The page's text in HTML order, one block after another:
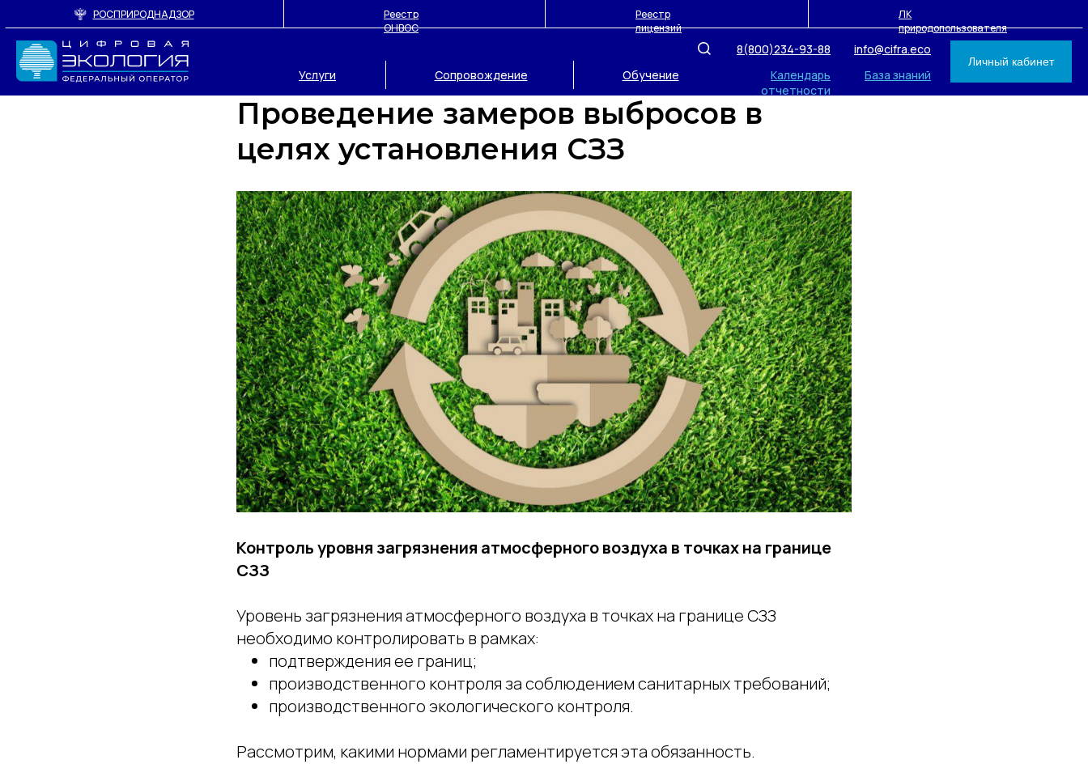
РОСПРИРОДНАДЗОР
Реестр
ОНВОС
Реестр
лицензий
ЛК
природопользователя
info@cifra.eco
Услуги
Сопровождение Обучение База знаний
Личный кабинет
Календарь
отчетности
8(800)234-93-88
Проведение замеров выбросов в
целях установления СЗЗ
Контроль уровня загрязнения атмосферного воздуха в точках на границе
СЗЗ
Уровень загрязнения атмосферного воздуха в точках на границе СЗЗ
необходимо контролировать в рамках:
подтверждения ее границ;
производственного контроля за соблюдением санитарных требований;
производственного экологического контроля.
Рассмотрим, какими нормами регламентируется эта обязанность.